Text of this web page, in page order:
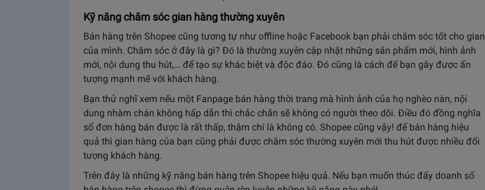
Kỹ năng chăm sóc gian hàng thường xuyên
Bán hàng trên Shopee cũng tương tự như offline hoặc Facebook bạn phải chăm sóc tốt cho gian
của mình. Chăm sóc ở đây là gì? Đó là thường xuyên cập nhật những sản phẩm mới, hình ảnh
mới, nội dung thu hút,… để tạo sự khác biệt và độc đáo. Đó cũng là cách để bạn gây được ấn
tượng mạnh mẽ với khách hàng.
Bạn thử nghĩ xem nếu một Fanpage bán hàng thời trang mà hình ảnh của họ nghèo nàn, nội
dung nhàm chán không hấp dẫn thì chắc chắn sẽ không có người theo dõi. Điều đó đồng nghĩa
số đơn hàng bán được là rất thấp, thậm chí là không có. Shopee cũng vậy! để bán hàng hiệu
quả thì gian hàng của bạn cũng phải được chăm sóc thường xuyên mới thu hút được nhiều đối
tượng khách hàng.
Trên đây là những kỹ năng bán hàng trên Shopee hiệu quả. Nếu bạn muốn thúc đẩy doanh số